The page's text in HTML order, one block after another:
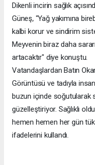
Dikenli incirin sağlık
Güneş, "Yağ yakımına
kalbi korur ve sindirim
Meyvenin biraz daha
artacaktır" diye konuştu.
Vatandaşlardan Batın
Görüntüsü ve tadıyla
buzun içinde soğutularak
güzelleştiriyor. Sağlıklı
hemen hemen her gün
ifadelerini kullandı.